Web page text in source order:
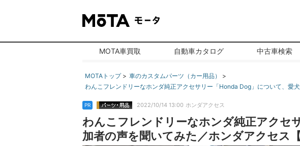
MOTA車買取 自動車カタログ 中古車検索
MOTAトップ
車のカスタムパーツ（カー用品）
わんこフレンドリーなホンダ純正アクセサリー「Honda Dog」について、愛
PR 2022/10/14 13:00 ホンダアクセス
わんこフレンドリーなホンダ純正アクセ
加者の声を聞いてみた／ホンダアクセス